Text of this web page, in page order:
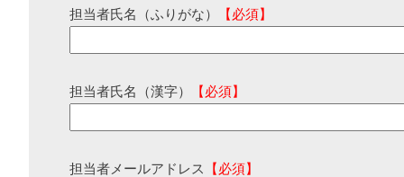
担当者氏名（ふりがな） 【必須】
担当者氏名（漢字） 【必須】
担当者メールアドレス 【必須】